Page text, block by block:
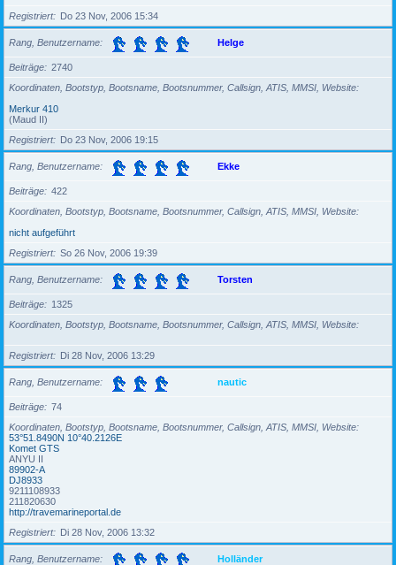
Registriert Do 23 Nov, 2006 15:34
Rang, Benutzername Helge
Beiträge
2740
Koordinaten, Bootstyp, Bootsname, Bootsnummer, Callsign, ATIS, MMSI, Website
Merkur 410
(Maud II)
Registriert
Do 23 Nov, 2006 19:15
Rang, Benutzername Ekke
Beiträge
422
Koordinaten, Bootstyp, Bootsname, Bootsnummer, Callsign, ATIS, MMSI, Website
nicht aufgeführt
Registriert
So 26 Nov, 2006 19:39
Rang, Benutzername Torsten
Beiträge
1325
Koordinaten, Bootstyp, Bootsname, Bootsnummer, Callsign, ATIS, MMSI, Website
Registriert Di 28 Nov, 2006 13:29
Rang, Benutzername nautic
Beiträge
74
Koordinaten, Bootstyp, Bootsname, Bootsnummer, Callsign, ATIS, MMSI, Website
53°51.8490N 10°40.2126E
Komet GTS
ANYU II
89902-A
DJ8933
9211108933
211820630
http://travemarineportal.de
Registriert
Di 28 Nov, 2006 13:32
Rang, Benutzername Holländer